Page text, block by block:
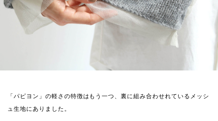
「パピヨン」の軽さの特徴はもう一つ、裏に組み合わせれているメッシ
ュ生地にありました。